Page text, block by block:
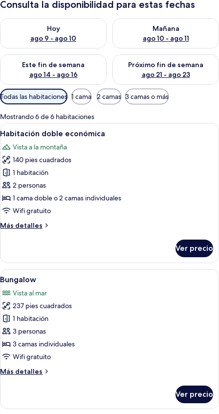
Consulta la disponibilidad para estas fechas
Hoy
ago 9 - ago 10
Consulta la disponibilidad para hoy ago 9 - ago 10
Mañana
ago 10 - ago 11
Consulta la disponibilidad
Este fin de semana
ago 14 - ago 16
Consulta la disponibilidad para este fin de semana ago 14 -
Próximo fin de semana
ago 21 - ago 23
Consulta la disponibilidad
Filtros
disponibles
para
las
habitaciones
Todas las habitaciones 1 cama 2 camas 3 camas o más
Mostrando 6 de 6 habitaciones
Abrir
todas
las
fotos
de
Habitación
doble
económica
Insonorización, wifi gratis y ropa de
7
Habitación doble económica
Vista a la montaña
140 pies cuadrados
1 habitación
2 personas
1 cama doble o 2 camas individuales
Wifi gratuito
Más detalles
Más
doble
económica
Ver precio
Abrir
todas
las
fotos
de
Bungalow
Insonorización, wifi gratis y ropa de
8
Bungalow
Vista al mar
237 pies cuadrados
1 habitación
3 personas
3 camas individuales
Wifi gratuito
Más detalles
Más
Ver precio